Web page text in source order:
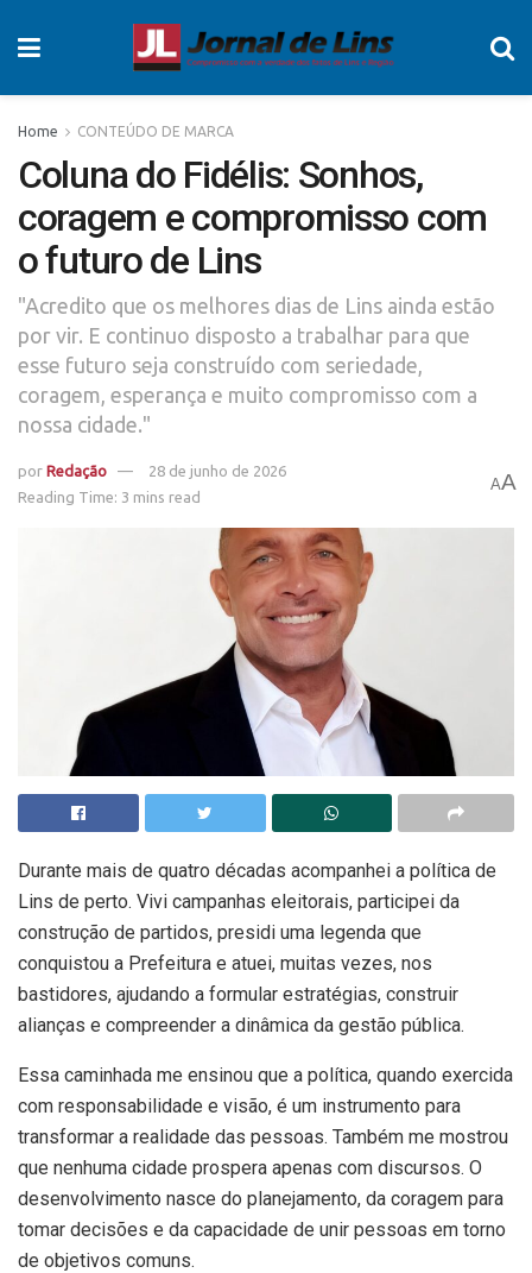
Home CONTEÚDO DE MARCA
Coluna do Fidélis: Sonhos,
coragem e compromisso com
o futuro de Lins
"Acredito que os melhores dias de Lins ainda estão
por vir. E continuo disposto a trabalhar para que
esse futuro seja construído com seriedade,
coragem, esperança e muito compromisso com a
nossa cidade."
por Redação
28 de junho de 2026
Reading Time: 3 mins read
AA
Durante mais de quatro décadas acompanhei a política de
Lins de perto. Vivi campanhas eleitorais, participei da
construção de partidos, presidi uma legenda que
conquistou a Prefeitura e atuei, muitas vezes, nos
bastidores, ajudando a formular estratégias, construir
alianças e compreender a dinâmica da gestão pública.
Essa caminhada me ensinou que a política, quando exercida
com responsabilidade e visão, é um instrumento para
transformar a realidade das pessoas. Também me mostrou
que nenhuma cidade prospera apenas com discursos. O
desenvolvimento nasce do planejamento, da coragem para
tomar decisões e da capacidade de unir pessoas em torno
de objetivos comuns.